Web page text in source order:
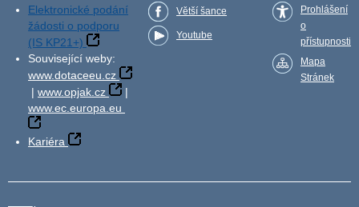
Elektronické podání
žádosti o podporu
(IS KP21+)
Související weby:
www.dotaceeu.cz
| www.opjak.cz
|
www.ec.europa.eu
Kariéra
Větší šance
Youtube
Prohlášení
o
přístupnosti
Mapa
Stránek